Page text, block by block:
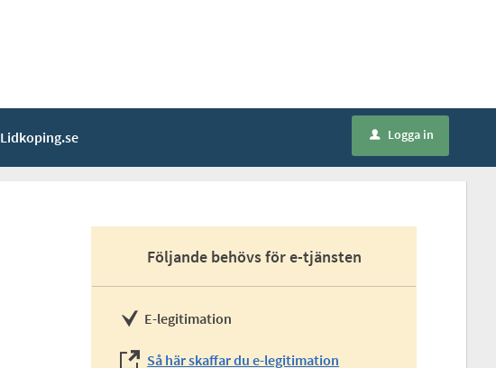
Lidkoping.se u Logga in
Följande behövs för e-tjänsten
E-legitimation
Så här skaffar du e-legitimation